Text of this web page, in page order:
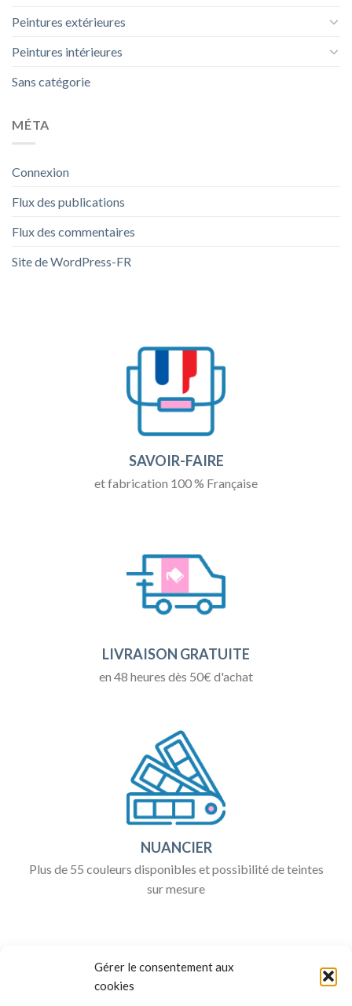
Gérer le consentement aux
cookies
Peintures extérieures
Peintures intérieures
Sans catégorie
MÉTA
Connexion
Flux des publications
Flux des commentaires
Site de WordPress-FR
SAVOIR-FAIRE
et fabrication 100 % Française
LIVRAISON GRATUITE
en 48 heures dès 50€ d'achat
NUANCIER
Plus de 55 couleurs disponibles et possibilité de teintes
sur mesure